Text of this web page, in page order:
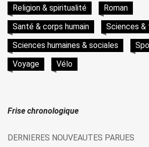
Religion & spiritualité
Roman
Santé & corps humain
Sciences &
Sciences humaines & sociales
Voyage
Vélo
Frise chronologique
DERNIERES NOUVEAUTES PARUES